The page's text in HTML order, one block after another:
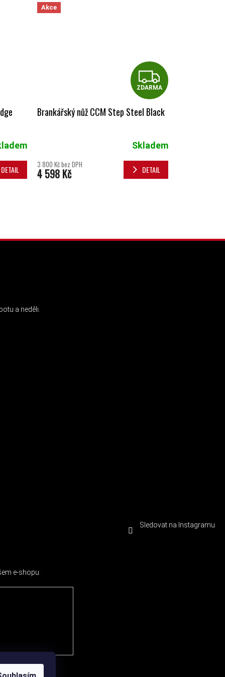
DETAIL
Akce
ZDARMA
Brankářský nůž CCM Step Steel Black
Skladem
3 800 Kč bez DPH
4 598 Kč DETAIL
a neděli.
Sledovat na Instagramu
e-shopu.